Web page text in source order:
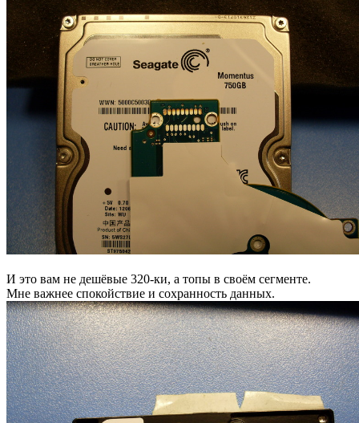
И это вам не дешёвые 320-ки, а топы в своём сегменте.
Мне важнее спокойствие и сохранность данных.